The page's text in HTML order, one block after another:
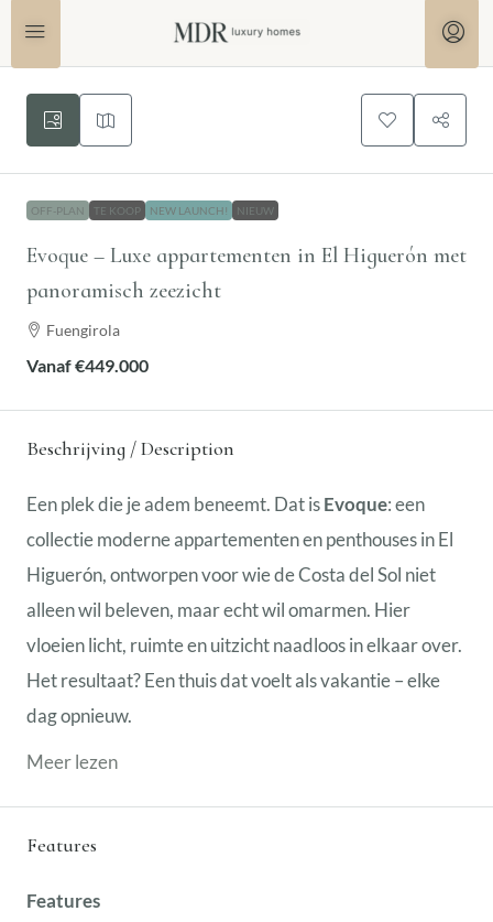
OFF-PLAN TE KOOP NEW LAUNCH! NIEUW
Evoque – Luxe appartementen in El Higuerón met
panoramisch zeezicht
Fuengirola
Vanaf€449.000
Beschrijving / Description
Een plek die je adem beneemt. Dat isEvoque: een
collectie moderne appartementen en penthouses in El
Higuerón, ontworpen voor wie de Costa del Sol niet
alleen wil beleven, maar echt wil omarmen. Hier
vloeien licht, ruimte en uitzicht naadloos in elkaar over.
Het resultaat? Een thuis dat voelt als vakantie – elke
dag opnieuw.
Meer lezen
Features
Features